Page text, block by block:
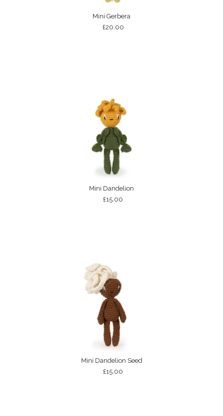
Mini Gerbera
£20.00
Mini Dandelion
£15.00
Mini Dandelion Seed
£15.00